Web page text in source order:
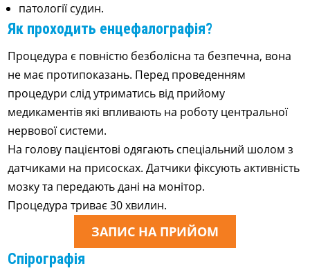
патології судин.
Як проходить енцефалографія?
Процедура є повністю безболісна та безпечна, вона
не має протипоказань. Перед проведенням
процедури слід утриматись від прийому
медикаментів які впливають на роботу центральної
нервової системи.
На голову пацієнтові одягають спеціальний шолом з
датчиками на присосках. Датчики фіксують активність
мозку та передають дані на монітор.
Процедура триває 30 хвилин.
ЗАПИС НА ПРИЙОМ
Спірографія